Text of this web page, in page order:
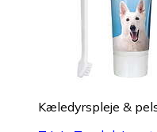
Kæledyrspleje &